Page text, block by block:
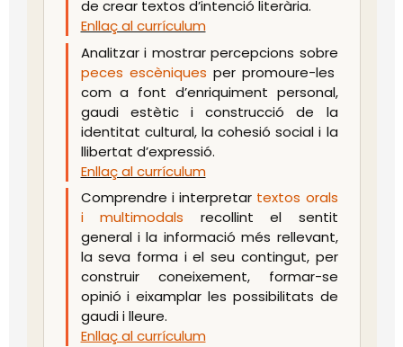
de crear textos d’intenció literària.
Enllaç al currículum
Analitzar i mostrar percepcions sobre
peces escèniques per promoure-les
com a font d’enriquiment personal,
gaudi estètic i construcció de la
identitat cultural, la cohesió social i la
llibertat d’expressió.
Enllaç al currículum
Comprendre i interpretar textos orals
i multimodals recollint el sentit
general i la informació més rellevant,
la seva forma i el seu contingut, per
construir coneixement, formar-se
opinió i eixamplar les possibilitats de
gaudi i lleure.
Enllaç al currículum